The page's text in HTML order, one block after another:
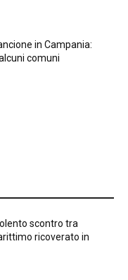
in Campania:
comuni
scontro tra
ricoverato in